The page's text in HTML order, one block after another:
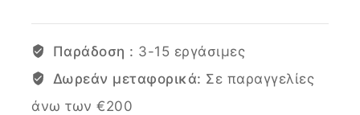
Παράδοση : 3-15 εργάσιμες
Δωρεάν μεταφορικά: Σε παραγγελίες
άνω των €200